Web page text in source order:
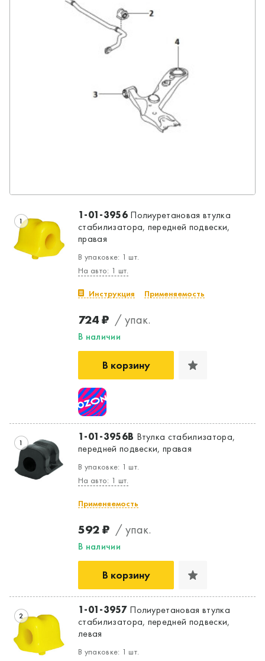
Да, верно Нет, выбрать другой
1 1-01-3956Полиуретановая втулка
стабилизатора, передней подвески,
правая
В упаковке: 1 шт.
На авто: 1 шт.
Инструкция Применяемость
724 ₽ / упак.
В наличии
В корзину
1 1-01-3956B Втулка стабилизатора,
передней подвески, правая
В упаковке: 1 шт.
На авто: 1 шт.
Применяемость
592 ₽ / упак.
В наличии
В корзину
2 1-01-3957Полиуретановая втулка
стабилизатора, передней подвески,
левая
В упаковке: 1 шт.